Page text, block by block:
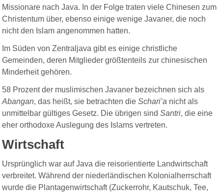
Missionare nach Java. In der Folge traten viele Chinesen zum
Christentum über, ebenso einige wenige Javaner, die noch
nicht den Islam angenommen hatten.
Im Süden von Zentraljava gibt es einige christliche
Gemeinden, deren Mitglieder größtenteils zur chinesischen
Minderheit gehören.
58 Prozent der muslimischen Javaner bezeichnen sich als
Abangan, das heißt, sie betrachten dieSchari’a nicht als
unmittelbar gültiges Gesetz. Die übrigen sindSantri, die eine
eher orthodoxe Auslegung des Islams vertreten.
Wirtschaft
Ursprünglich war auf Java die reisorientierte Landwirtschaft
verbreitet. Während der niederländischen Kolonialherrschaft
wurde die Plantagenwirtschaft (Zuckerrohr, Kautschuk, Tee,